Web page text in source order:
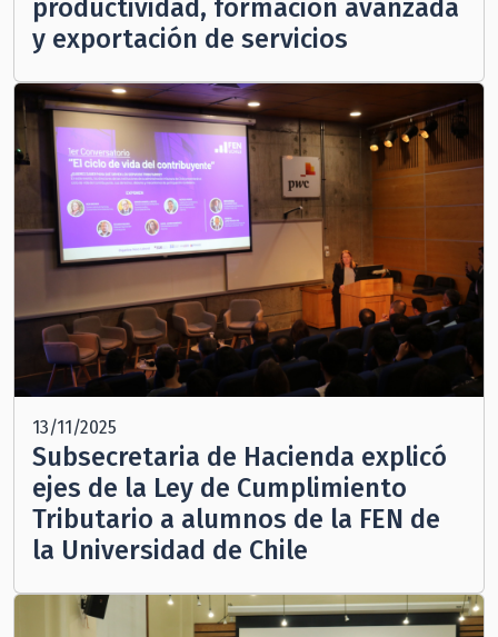
productividad, formación avanzada
y exportación de servicios
13/11/2025
Subsecretaria de Hacienda explicó
ejes de la Ley de Cumplimiento
Tributario a alumnos de la FEN de
la Universidad de Chile